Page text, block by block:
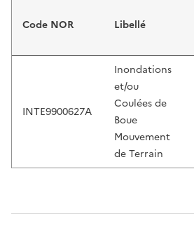
Code NOR Libellé
INTE9900627A
Inondations
et/ou
Coulées de
Boue
Mouvement
de Terrain